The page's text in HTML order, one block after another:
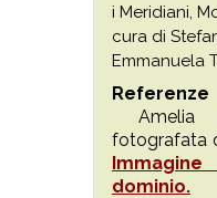
i Meridiani,
cura di
Emmanuela
Amelia
fotografata
dominio.